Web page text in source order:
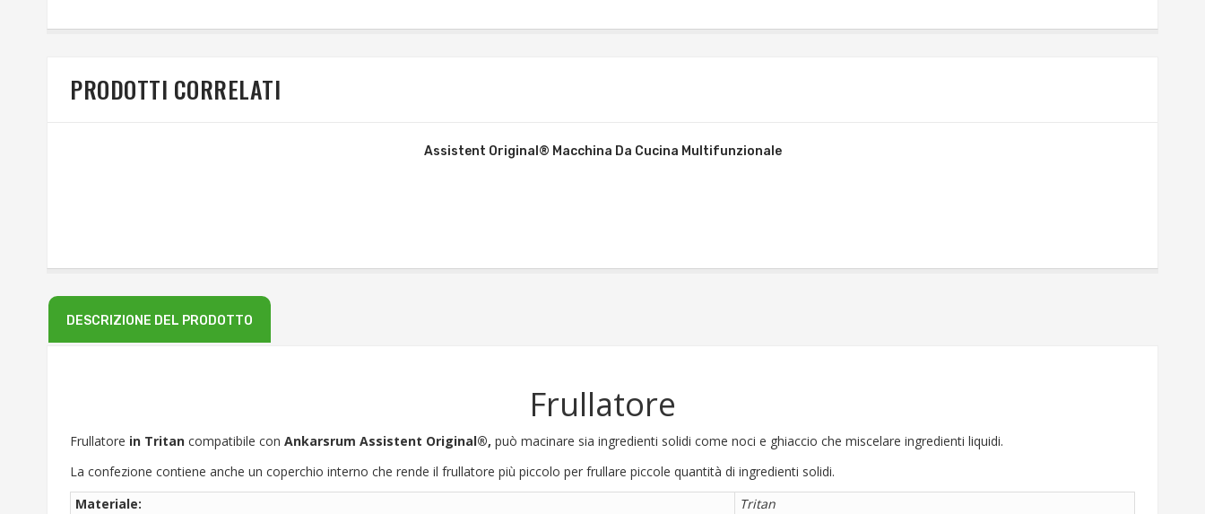
PRODOTTI CORRELATI
Assistent Original® Macchina Da Cucina Multifunzionale
DESCRIZIONE DEL PRODOTTO
Frullatore
Frullatore in Tritan compatibile con Ankarsrum Assistent Original®, può macinare sia ingredienti solidi come noci e ghiaccio che miscelare ingredienti liquidi.
La confezione contiene anche un coperchio interno che rende il frullatore più piccolo per frullare piccole quantità di ingredienti solidi.
Materiale:
Tritan